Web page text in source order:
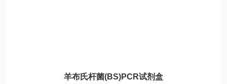
羊布氏杆菌(BS)PCR试剂盒